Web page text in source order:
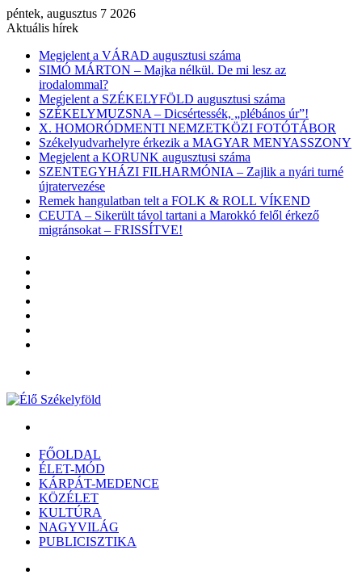
péntek, augusztus 7 2026
Aktuális hírek
Megjelent a VÁRAD augusztusi száma
SIMÓ MÁRTON – Majka nélkül. De mi lesz az
irodalommal?
Megjelent a SZÉKELYFÖLD augusztusi száma
SZÉKELYMUZSNA – Dicsértessék, „plébános úr”!
X. HOMORÓDMENTI NEMZETKÖZI FOTÓTÁBOR
Székelyudvarhelyre érkezik a MAGYAR MENYASSZONY
Megjelent a KORUNK augusztusi száma
SZENTEGYHÁZI FILHARMÓNIA – Zajlik a nyári turné
újratervezése
Remek hangulatban telt a FOLK & ROLL VÍKEND
CEUTA – Sikerült távol tartani a Marokkó felől érkező
migránsokat – FRISSÍTVE!
FŐOLDAL
ÉLET-MÓD
KÁRPÁT-MEDENCE
KÖZÉLET
KULTÚRA
NAGYVILÁG
PUBLICISZTIKA